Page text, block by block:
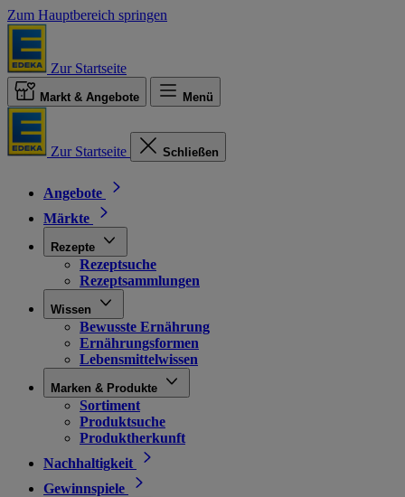
Zum Hauptbereich springen
Zur Startseite
Markt & Angebote Menü
Zur Startseite Schließen
Angebote
Märkte
Rezepte
Rezeptsuche
Rezeptsammlungen
Wissen
Bewusste Ernährung
Ernährungsformen
Lebensmittelwissen
Marken & Produkte
Sortiment
Produktsuche
Produktherkunft
Nachhaltigkeit
Gewinnspiele